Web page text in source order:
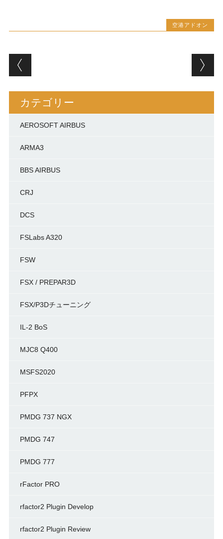
空港アドオン
投稿ナビゲーション
カテゴリー
AEROSOFT AIRBUS
ARMA3
BBS AIRBUS
CRJ
DCS
FSLabs A320
FSW
FSX / PREPAR3D
FSX/P3Dチューニング
IL-2 BoS
MJC8 Q400
MSFS2020
PFPX
PMDG 737 NGX
PMDG 747
PMDG 777
rFactor PRO
rfactor2 Plugin Develop
rfactor2 Plugin Review